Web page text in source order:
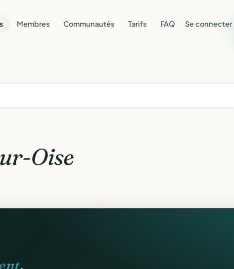
Membres Communautés Tarifs FAQ Se connecter
Oise